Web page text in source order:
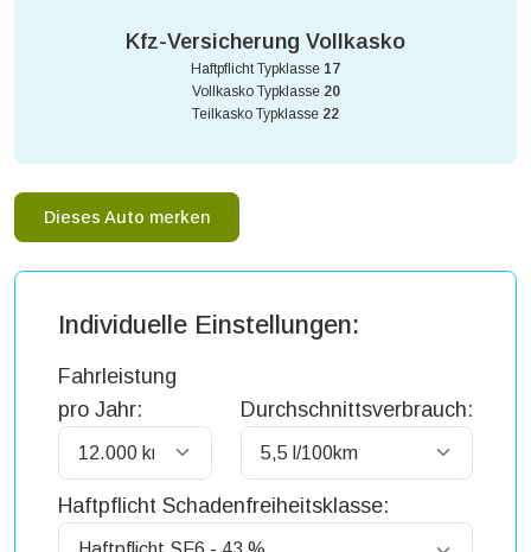
Kfz-Versicherung Vollkasko
Haftpflicht Typklasse 17
Vollkasko Typklasse 20
Teilkasko Typklasse 22
Dieses Auto merken
Individuelle Einstellungen:
Fahrleistung
pro Jahr:
Durchschnittsverbrauch:
Haftpflicht Schadenfreiheitsklasse: